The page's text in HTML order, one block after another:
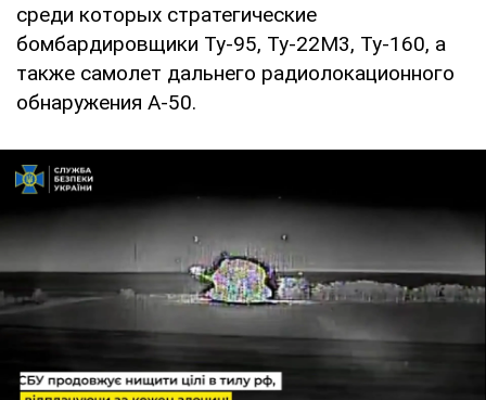
среди которых стратегические
бомбардировщики Ту-95, Ту-22М3, Ту-160, а
также самолет дальнего радиолокационного
обнаружения А-50.